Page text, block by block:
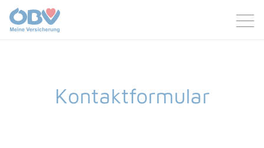
Kontaktformular